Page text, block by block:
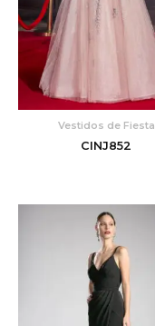
Vestidos de Fiesta
CINJ852